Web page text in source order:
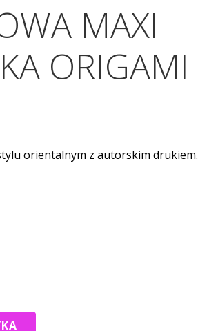
MAXI
ORIGAMI
orientalnym z autorskim drukiem.